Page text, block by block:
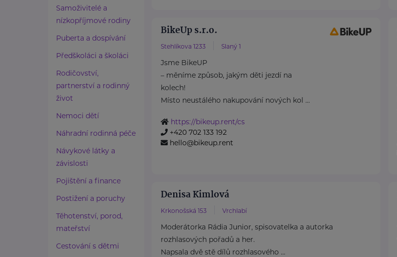
Samoživitelé a
nízkopříjmové rodiny
Puberta a dospívání
Předškoláci a školáci
Rodičovství,
partnerství a rodinný
život
Nemoci dětí
Náhradní rodinná péče
Návykové látky a
závislosti
Pojištění a finance
Postižení a poruchy
Těhotenství, porod,
mateřství
Cestování s dětmi
BikeUp s.r.o.
Stehlíkova 1233 Slaný 1
Jsme BikeUP
– měníme způsob, jakým děti jezdí na
kolech!
Místo neustálého nakupování nových kol ...
https://bikeup.rent/cs
+420 702 133 192
hello@bikeup.rent
Denisa Kimlová
Krkonošská 153 Vrchlabí
Moderátorka Rádia Junior, spisovatelka a autorka
rozhlasových pořadů a her.
Napsala dvě stě dílů rozhlasového ...